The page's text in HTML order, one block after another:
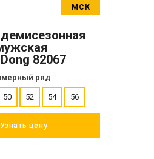
МСК
ПОДРОБНЕЕ
82067
ряд
50 52 54 56
Узнать цену